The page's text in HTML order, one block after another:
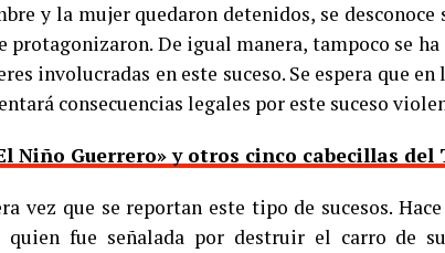
y la mujer quedaron detenidos, se
protagonizaron. De igual manera, tampoco se ha
involucradas en este suceso. Se espera que
consecuencias legales por este suceso
Niño Guerrero» y otros cinco cabecillas del
vez que se reportan este tipo de sucesos. Hace
fue señalada por destruir el carro de